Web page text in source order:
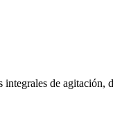
de agitación,